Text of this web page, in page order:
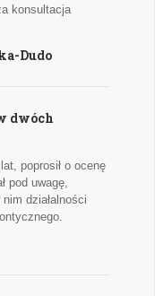
konsultacja
Dudo
dwóch
poprosił o ocenę
pod uwagę,
działalności